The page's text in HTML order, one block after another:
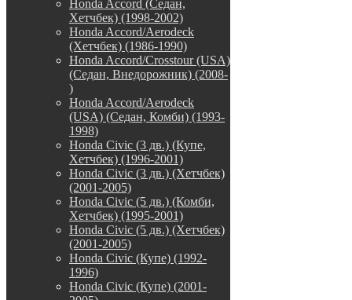
Honda Accord (Седан,
Хетчбек) (1998-2002)
Honda Accord/Aerodeck
(Хетчбек) (1986-1990)
Honda Accord/Crosstour (USA)
(Седан, Внедорожник) (2008-
)
Honda Accord/Аerodeck
(USA) (Седан, Комби) (1993-
1998)
Honda Civic (3 дв.) (Купе,
Хетчбек) (1996-2001)
Honda Civic (3 дв.) (Хетчбек)
(2001-2005)
Honda Civic (5 дв.) (Комби,
Хетчбек) (1995-2001)
Honda Civic (5 дв.) (Хетчбек)
(2001-2005)
Honda Civic (Купе) (1992-
1996)
Honda Civic (Купе) (2001-